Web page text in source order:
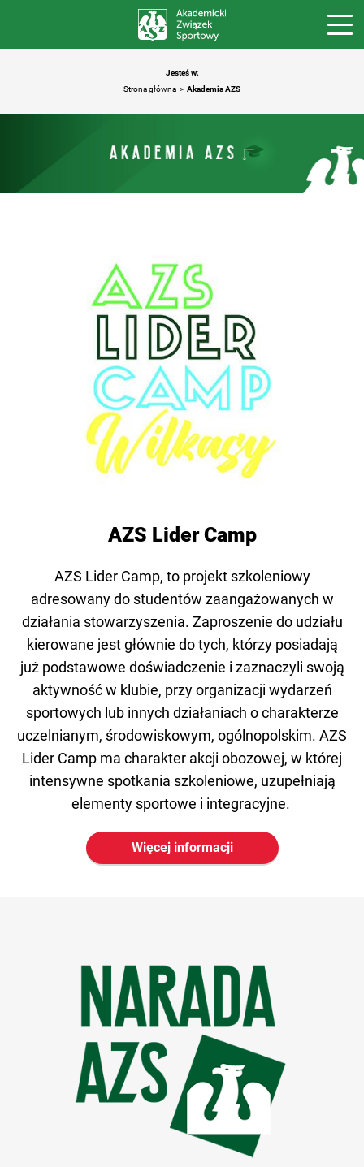
Jesteś w:
Strona główna
Akademia AZS
AZS Lider Camp
AZS Lider Camp, to projekt szkoleniowy
adresowany do studentów zaangażowanych w
działania stowarzyszenia. Zaproszenie do udziału
kierowane jest głównie do tych, którzy posiadają
już podstawowe doświadczenie i zaznaczyli swoją
aktywność w klubie, przy organizacji wydarzeń
sportowych lub innych działaniach o charakterze
uczelnianym, środowiskowym, ogólnopolskim. AZS
Lider Camp ma charakter akcji obozowej, w której
intensywne spotkania szkoleniowe, uzupełniają
elementy sportowe i integracyjne.
Więcej informacji